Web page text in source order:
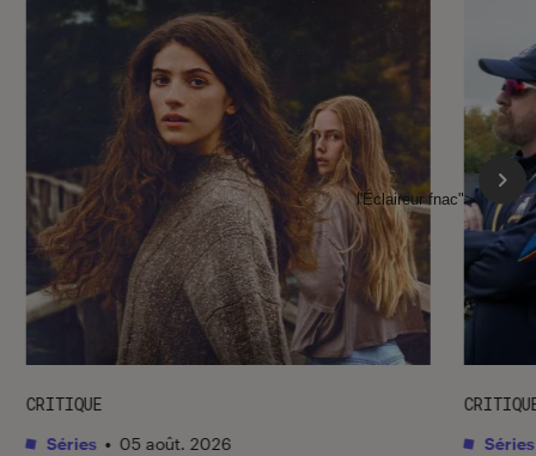
CRITIQUE
Séries • 05 août. 2026 Séries
l'Éclaireur fnac">